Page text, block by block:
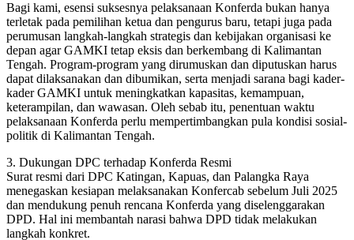
Bagi kami, esensi suksesnya pelaksanaan Konferda bukan hanya
terletak pada pemilihan ketua dan pengurus baru, tetapi juga pada
perumusan langkah-langkah strategis dan kebijakan organisasi ke
depan agar GAMKI tetap eksis dan berkembang di Kalimantan
Tengah. Program-program yang dirumuskan dan diputuskan harus
dapat dilaksanakan dan dibumikan, serta menjadi sarana bagi kader-
kader GAMKI untuk meningkatkan kapasitas, kemampuan,
keterampilan, dan wawasan. Oleh sebab itu, penentuan waktu
pelaksanaan Konferda perlu mempertimbangkan pula kondisi sosial-
politik di Kalimantan Tengah.
3. Dukungan DPC terhadap Konferda Resmi
Surat resmi dari DPC Katingan, Kapuas, dan Palangka Raya
menegaskan kesiapan melaksanakan Konfercab sebelum Juli 2025
dan mendukung penuh rencana Konferda yang diselenggarakan
DPD. Hal ini membantah narasi bahwa DPD tidak melakukan
langkah konkret.